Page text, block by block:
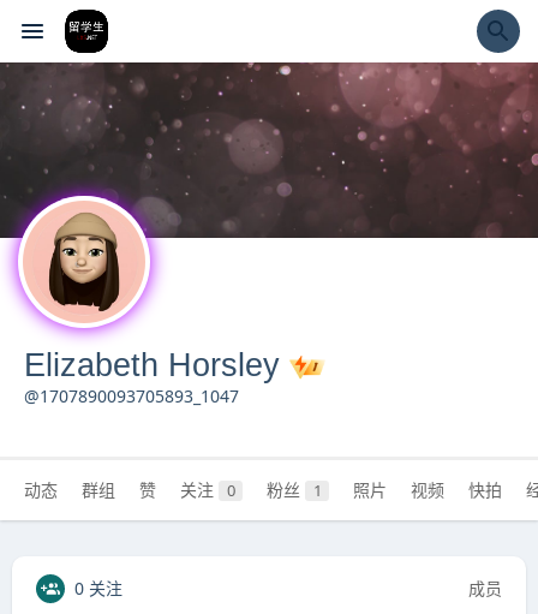
经验市
Elizabeth Horsley
@1707890093705893_1047
动态 群组 赞 关注 0 粉丝 1 照片 视频 快拍
0 关注 成员